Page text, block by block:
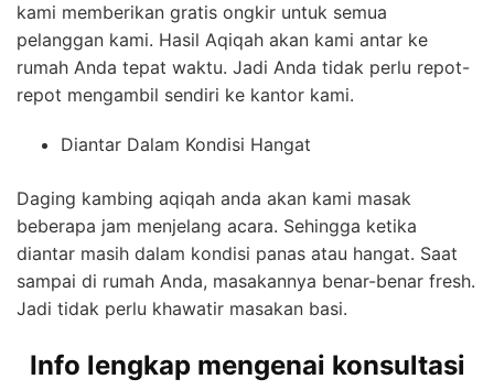
kami memberikan gratis ongkir untuk semua
pelanggan kami. Hasil Aqiqah akan kami antar ke
rumah Anda tepat waktu. Jadi Anda tidak perlu repot-
repot mengambil sendiri ke kantor kami.
Diantar Dalam Kondisi Hangat
Daging kambing aqiqah anda akan kami masak
beberapa jam menjelang acara. Sehingga ketika
diantar masih dalam kondisi panas atau hangat. Saat
sampai di rumah Anda, masakannya benar-benar fresh.
Jadi tidak perlu khawatir masakan basi.
Info lengkap mengenai konsultasi